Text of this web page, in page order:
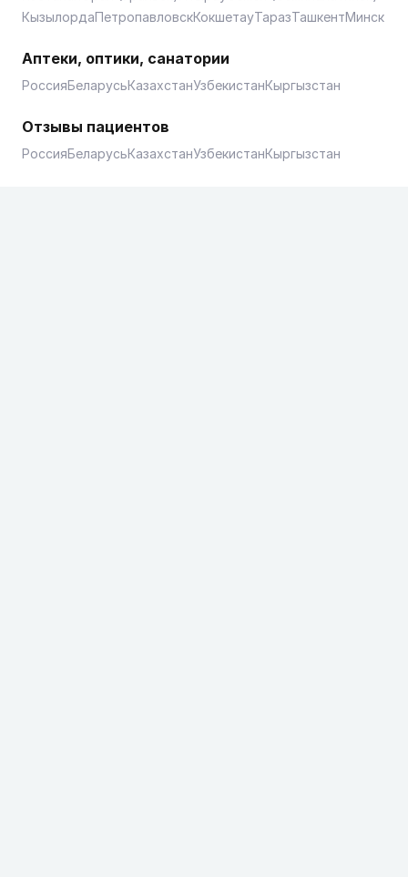
КызылордаПетропавловскКокшетауТаразТашкентМинск
Аптеки, оптики, санатории
РоссияБеларусьКазахстанУзбекистанКыргызстан
Отзывы пациентов
РоссияБеларусьКазахстанУзбекистанКыргызстан